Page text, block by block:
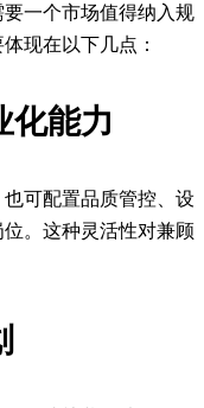
一个市场值得纳入规
现在以下几点：
化能力
可配置品质管控、设
。这种灵活性对兼顾